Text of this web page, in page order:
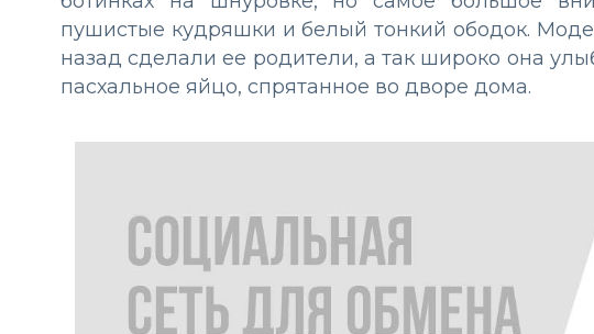
пушистые кудряшки и белый тонкий ободок.
назад сделали ее родители, а так широко она
пасхальное яйцо, спрятанное во дворе дома.